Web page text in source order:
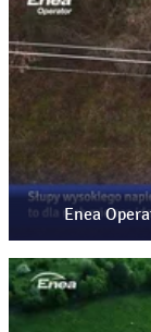
Enea